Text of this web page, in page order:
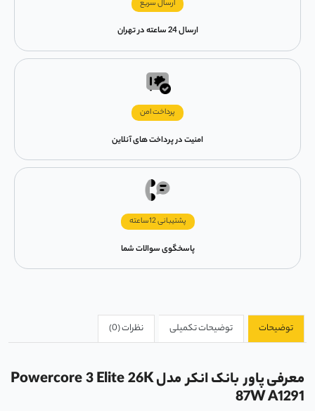
ارسال سریع
ارسال 24 ساعته در تهران
پرداخت امن
امنیت در پرداخت های آنلاین
پشتیبانی 12ساعته
پاسخگوی سوالات شما
توضیحات توضیحات تکمیلی نظرات (0)
معرفی پاور بانک انکر مدل Powercore 3 Elite 26K
87W A1291